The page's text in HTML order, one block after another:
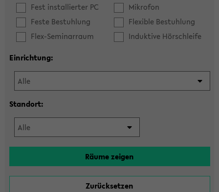
Fest installierter PC
Mikrofon
Feste Bestuhlung
Flexible Bestuhlung
Flex-Seminarraum
Induktive Hörschleife
Einrichtung:
Standort: